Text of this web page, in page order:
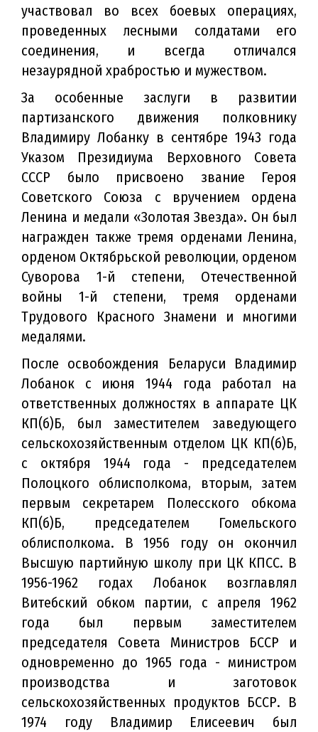
участвовал во всех боевых операциях,
проведенных лесными солдатами его
соединения, и всегда отличался
незаурядной храбростью и мужеством.
За особенные заслуги в развитии
партизанского движения полковнику
Владимиру Лобанку в сентябре 1943 года
Указом Президиума Верховного Совета
СССР было присвоено звание Героя
Советского Союза с вручением ордена
Ленина и медали «Золотая Звезда». Он был
награжден также тремя орденами Ленина,
орденом Октябрьской революции, орденом
Суворова 1-й степени, Отечественной
войны 1-й степени, тремя орденами
Трудового Красного Знамени и многими
медалями.
После освобождения Беларуси Владимир
Лобанок с июня 1944 года работал на
ответственных должностях в аппарате ЦК
КП(б)Б, был заместителем заведующего
сельскохозяйственным отделом ЦК КП(б)Б,
с октября 1944 года - председателем
Полоцкого облисполкома, вторым, затем
первым секретарем Полесского обкома
КП(б)Б, председателем Гомельского
облисполкома. В 1956 году он окончил
Высшую партийную школу при ЦК КПСС. В
1956-1962 годах Лобанок возглавлял
Витебский обком партии, с апреля 1962
года был первым заместителем
председателя Совета Министров БССР и
одновременно до 1965 года - министром
производства и заготовок
сельскохозяйственных продуктов БССР. В
1974 году Владимир Елисеевич был